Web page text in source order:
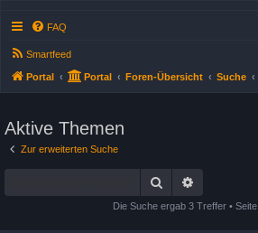
FAQ
Smartfeed
Portal Portal Foren-Übersicht Suche
Aktive Themen
Zur erweiterten Suche
Suche
Die Suche ergab 3 Treffer • Seite